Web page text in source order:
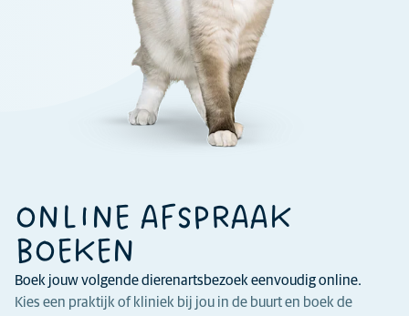
ONLINE AFSPRAAK
BOEKEN
Boek jouw volgende dierenartsbezoek eenvoudig online.
Kies een praktijk of kliniek bij jou in de buurt en boek de